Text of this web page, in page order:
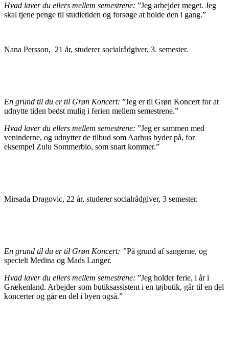
Hvad laver du ellers mellem semestrene: ”Jeg arbejder meget. Jeg
skal tjene penge til studietiden og forsøge at holde den i gang.”
Nana Persson, 21 år, studerer socialrådgiver, 3. semester.
En grund til du er til Grøn Koncert: ”Jeg er til Grøn Koncert for at
udnytte tiden bedst mulig i ferien mellem semestrene.”
Hvad laver du ellers mellem semestrene: ”Jeg er sammen med
veninderne, og udnytter de tilbud som Aarhus byder på, for
eksempel Zulu Sommerbio, som snart kommer.”
Mirsada Dragovic, 22 år, studerer socialrådgiver, 3 semester.
En grund til du er til Grøn Koncert: ”På grund af sangerne, og
specielt Medina og Mads Langer.
Hvad laver du ellers mellem semestrene: ”Jeg holder ferie, i år i
Grækenland. Arbejder som butiksassistent i en tøjbutik, går til en del
koncerter og går en del i byen også.”